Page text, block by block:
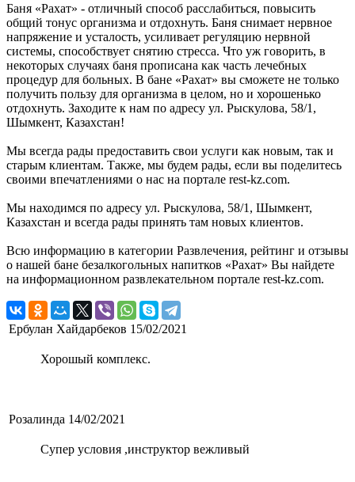
Баня «Рахат» - отличный способ расслабиться, повысить
общий тонус организма и отдохнуть. Баня снимает нервное
напряжение и усталость, усиливает регуляцию нервной
системы, способствует снятию стресса. Что уж говорить, в
некоторых случаях баня прописана как часть лечебных
процедур для больных. В бане «Рахат» вы сможете не только
получить пользу для организма в целом, но и хорошенько
отдохнуть. Заходите к нам по адресу ул. Рыскулова, 58/1,
Шымкент, Казахстан!
Мы всегда рады предоставить свои услуги как новым, так и
старым клиентам. Также, мы будем рады, если вы поделитесь
своими впечатлениями о нас на портале rest-kz.com.
Мы находимся по адресу ул. Рыскулова, 58/1, Шымкент,
Казахстан и всегда рады принять там новых клиентов.
Всю информацию в категории Развлечения, рейтинг и отзывы
о нашей бане безалкогольных напитков «Рахат» Вы найдете
на информационном развлекательном портале rest-kz.com.
Ербулан Хайдарбеков 15/02/2021
Хорошый комплекс.
Розалинда 14/02/2021
Супер условия ,инструктор вежливый